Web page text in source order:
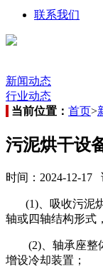
联系我们
新闻动态
行业动态
当前位置： 首页>
污泥烘干设
时间：2024-12-17
(1)、吸收污泥烘
轴或四轴结构形式
(2)、轴承座整体
增设冷却装置；